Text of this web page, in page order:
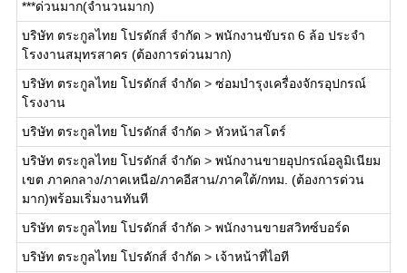
***ด่วนมาก(จำนวนมาก)
บริษัท ตระกูลไทย โปรดักส์ จำกัด > พนักงานขับรถ 6 ล้อ ประจำ
โรงงานสมุทรสาคร (ต้องการด่วนมาก)
บริษัท ตระกูลไทย โปรดักส์ จำกัด > ซ่อมบำรุงเครื่องจักรอุปกรณ์
โรงงาน
บริษัท ตระกูลไทย โปรดักส์ จำกัด > หัวหน้าสโตร์
บริษัท ตระกูลไทย โปรดักส์ จำกัด > พนักงานขายอุปกรณ์อลูมิเนียม
เขต ภาคกลาง/ภาคเหนือ/ภาคอีสาน/ภาคใต้/กทม. (ต้องการด่วน
มาก)พร้อมเริ่มงานทันที
บริษัท ตระกูลไทย โปรดักส์ จำกัด > พนักงานขายสวิทซ์บอร์ด
บริษัท ตระกูลไทย โปรดักส์ จำกัด > เจ้าหน้าที่ไอที